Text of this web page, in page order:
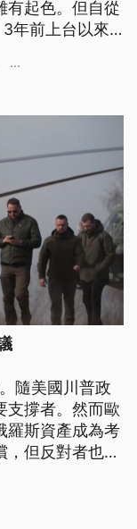
有起色。但自從
年前上台以來
...
隨美國川普政
支撐者。然而歐
羅斯資產成為考
但反對者也提